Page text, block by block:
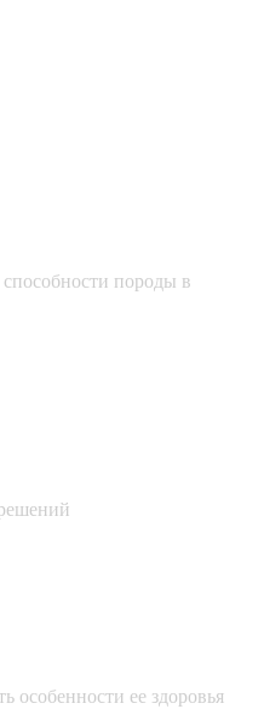
породы в
особенности ее здоровья